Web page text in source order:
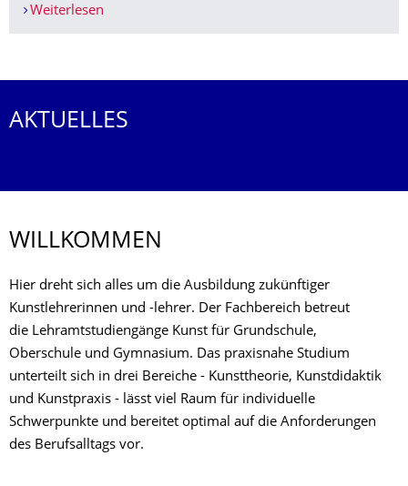
Weiterlesen
AKTUELLES
WILLKOMMEN
Hier dreht sich alles um die Ausbildung zukünftiger
Kunstlehrerinnen und -lehrer. Der Fachbereich betreut
die Lehramtstudiengänge Kunst für Grundschule,
Oberschule und Gymnasium. Das praxisnahe Studium
unterteilt sich in drei Bereiche - Kunsttheorie, Kunstdidaktik
und Kunstpraxis - lässt viel Raum für individuelle
Schwerpunkte und bereitet optimal auf die Anforderungen
des Berufsalltags vor.